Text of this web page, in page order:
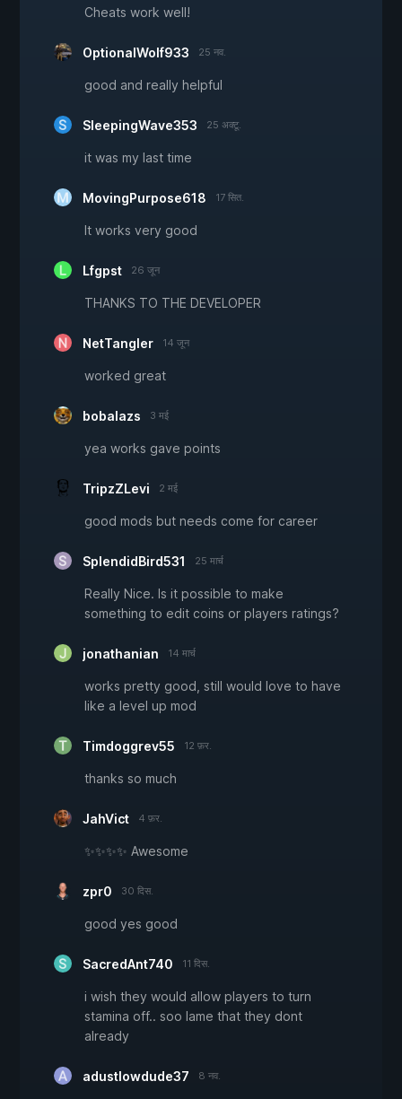
Cheats work well!
OptionalWolf933 25 नव.
good and really helpful
SleepingWave353 25 अक्टू.
it was my last time
MovingPurpose618 17 सित.
It works very good
Lfgpst 26 जून
THANKS TO THE DEVELOPER
NetTangler 14 जून
worked great
bobalazs 3 मई
yea works gave points
TripzZLevi 2 मई
good mods but needs come for career
SplendidBird531 25 मार्च
Really Nice. Is it possible to make
something to edit coins or players ratings?
jonathanian 14 मार्च
works pretty good, still would love to have
like a level up mod
Timdoggrev55 12 फ़र.
thanks so much
JahVict 4 फ़र.
✨✨✨✨ Awesome
zpr0 30 दिस.
good yes good
SacredAnt740 11 दिस.
i wish they would allow players to turn
stamina off.. soo lame that they dont
already
adustlowdude37 8 नव.